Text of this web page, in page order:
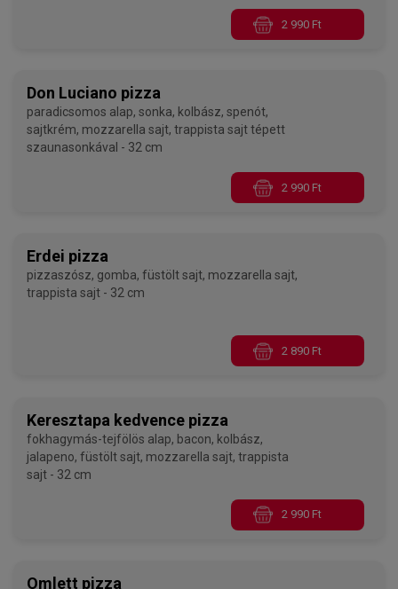
2 990 Ft
Don Luciano pizza
paradicsomos alap, sonka, kolbász, spenót,
sajtkrém, mozzarella sajt, trappista sajt tépett
szaunasonkával - 32 cm
2 990 Ft
Erdei pizza
pizzaszósz, gomba, füstölt sajt, mozzarella sajt,
trappista sajt - 32 cm
2 890 Ft
Keresztapa kedvence pizza
fokhagymás-tejfölös alap, bacon, kolbász,
jalapeno, füstölt sajt, mozzarella sajt, trappista
sajt - 32 cm
2 990 Ft
Omlett pizza